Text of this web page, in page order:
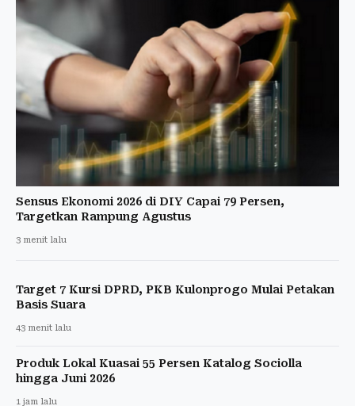
Sensus Ekonomi 2026 di DIY Capai 79 Persen,
Targetkan Rampung Agustus
3 menit lalu
Target 7 Kursi DPRD, PKB Kulonprogo Mulai Petakan
Basis Suara
43 menit lalu
Produk Lokal Kuasai 55 Persen Katalog Sociolla
hingga Juni 2026
1 jam lalu